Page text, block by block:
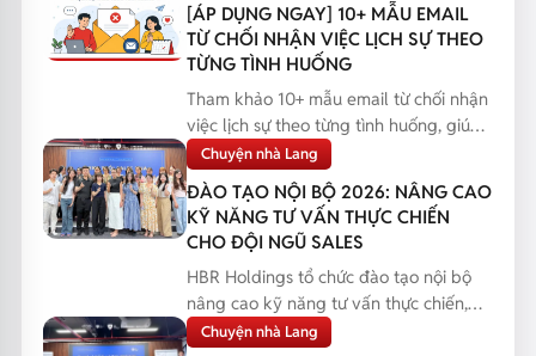
[ÁP DỤNG NGAY] 10+ MẪU EMAIL
TỪ CHỐI NHẬN VIỆC LỊCH SỰ THEO
TỪNG TÌNH HUỐNG
Tham khảo 10+ mẫu email từ chối nhận
việc lịch sự theo từng tình huống, giúp
bạn phản hồi...
Chuyện nhà Lang
ĐÀO TẠO NỘI BỘ 2026: NÂNG CAO
KỸ NĂNG TƯ VẤN THỰC CHIẾN
CHO ĐỘI NGŨ SALES
HBR Holdings tổ chức đào tạo nội bộ
nâng cao kỹ năng tư vấn thực chiến,
giúp đội ngũ Sales...
Chuyện nhà Lang